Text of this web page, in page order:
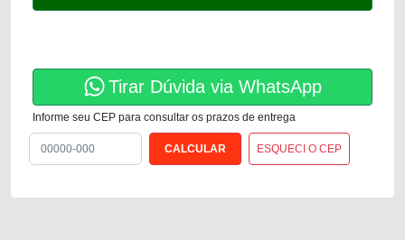
Tirar Dúvida via WhatsApp
Informe seu CEP para consultar os prazos de entrega
ESQUECI O CEP